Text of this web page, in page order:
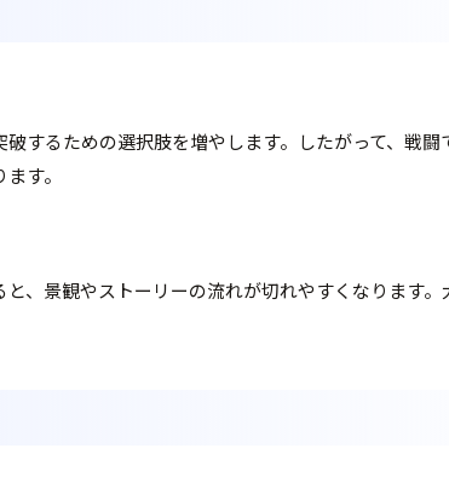
するための選択肢を増やします。したがって、戦
す。
、景観やストーリーの流れが切れやすくなります